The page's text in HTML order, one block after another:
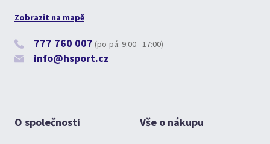
Zobrazit na mapě
777 760 007 (po-pá: 9:00 - 17:00)
info@hsport.cz
O společnosti Vše o nákupu